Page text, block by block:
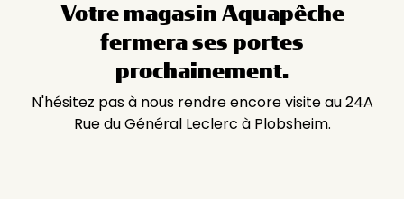
Votre magasin Aquapêche
fermera ses portes
prochainement.
N'hésitez pas à nous rendre encore visite au 24A
Rue du Général Leclerc à Plobsheim.